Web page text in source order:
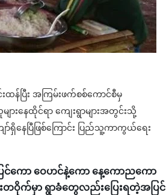
ထန်ပြီး အကြမ်းဖက်စစ်ကောင်စီမှ
းနေထိုင်ရာ ကျေးရွာများအတွင်းသို့
ရှိနေပြီဖြစ်ကြောင်း ပြည်သူ့ကာကွယ်ရေး
င်ကော ဝေဟင်နဲ့ကော နေ့ကောညကော
ဝိုက်မှာ ရွာခံတွေလည်းပြေးရတဲ့အပြင်